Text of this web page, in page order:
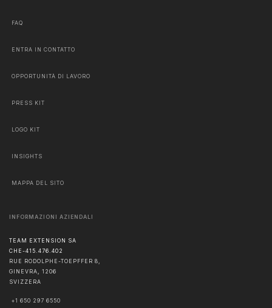
FAQ
ENTRA IN CONTATTO
OPPORTUNITÀ DI LAVORO
PRESS KIT
LOGO KIT
INSIGHTS
MAPPA DEL SITO
INFORMAZIONI AZIENDALI
TEAM EXTENSION SA
CHE-415.476.402
RUE RODOLPHE-TOEPFFER 8,
GINEVRA, 1206
SVIZZERA
+1 650 297 6550